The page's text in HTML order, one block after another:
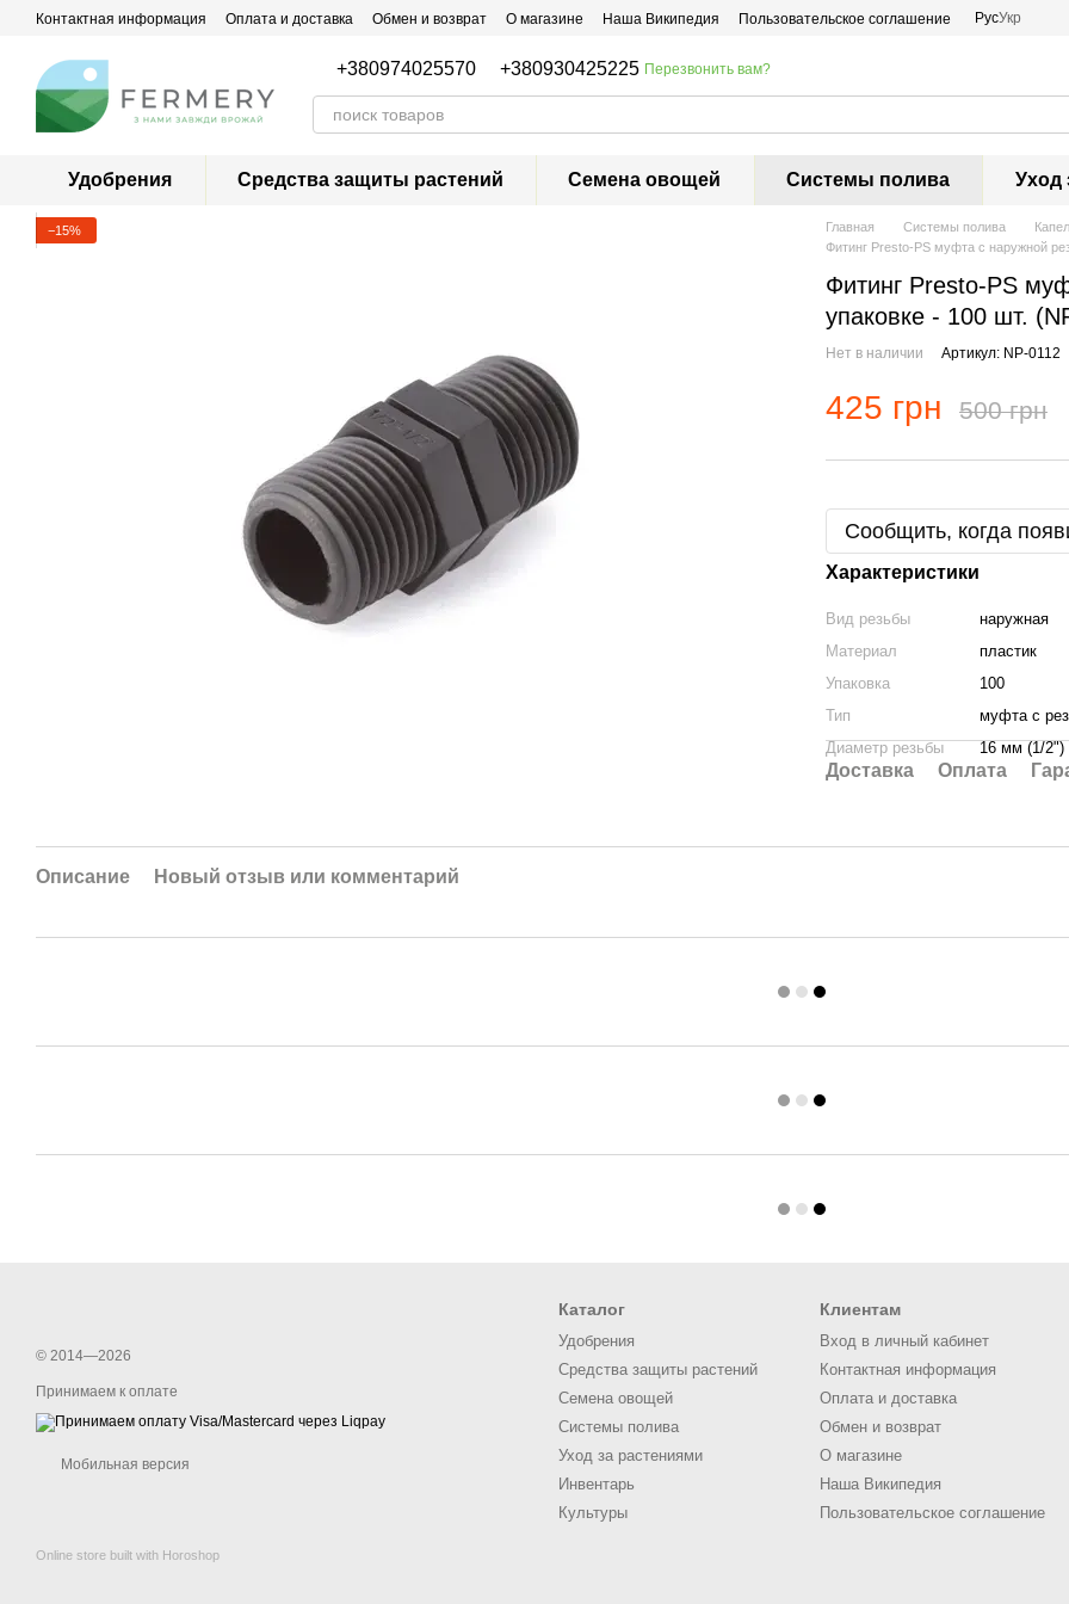
Перейти к основному контенту
Контактная информация Оплата и доставка Обмен и возврат О магазине Наша Википедия Пользовательское соглашение РусУкр
+380974025570 +380930425225 Перезвонить вам?
Удобрения Средства защиты растений Семена овощей Системы полива Уход
−15% Главная Системы полива
Фитинг Presto-PS муфта с наружной
Фитинг Presto-PS
упаковке - 100 шт.
Нет в наличии Артикул: NP-0112
425 грн 500 грн
Сообщить, когда
Характеристики
Вид резьбы
наружная
Материал
пластик
Упаковка
100
Тип
муфта с
Диаметр резьбы
16 мм (1/2")
Доставка Оплата
Описание Новый отзыв или комментарий
© 2014—2026
Принимаем к оплате
Мобильная версия
Online store built with Horoshop
Каталог
Удобрения
Средства защиты растений
Семена овощей
Системы полива
Уход за растениями
Инвентарь
Культуры
Клиентам
Вход в личный кабинет
Контактная информация
Оплата и доставка
Обмен и возврат
О магазине
Наша Википедия
Пользовательское соглашение